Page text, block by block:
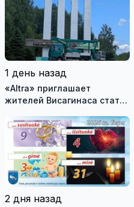
1 день назад
«Altra» приглашает
жителей Висагинаса стать
обновлённой стелы
2 дня назад